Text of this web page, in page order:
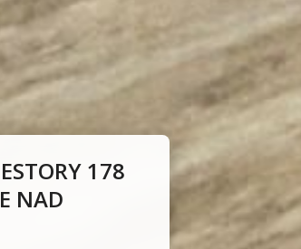
178
NAD